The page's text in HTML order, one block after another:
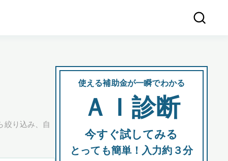
絞り込み、自
使える補助金が一瞬でわかる
ＡＩ診断
今すぐ試してみる
とっても簡単！入力約３分